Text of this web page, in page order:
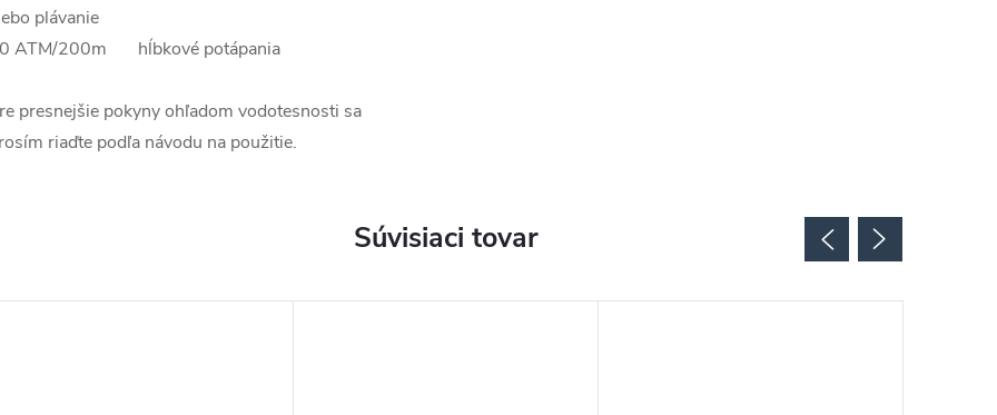
plávanie
ATM/200m hĺbkové potápania
presnejšie pokyny ohľadom vodotesnosti sa
riaďte podľa návodu na použitie.
Súvisiaci tovar